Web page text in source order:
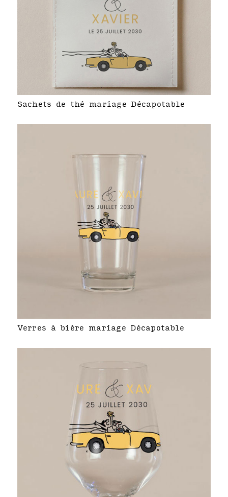
Sachets de thé mariage Décapotable
Verres à bière mariage Décapotable